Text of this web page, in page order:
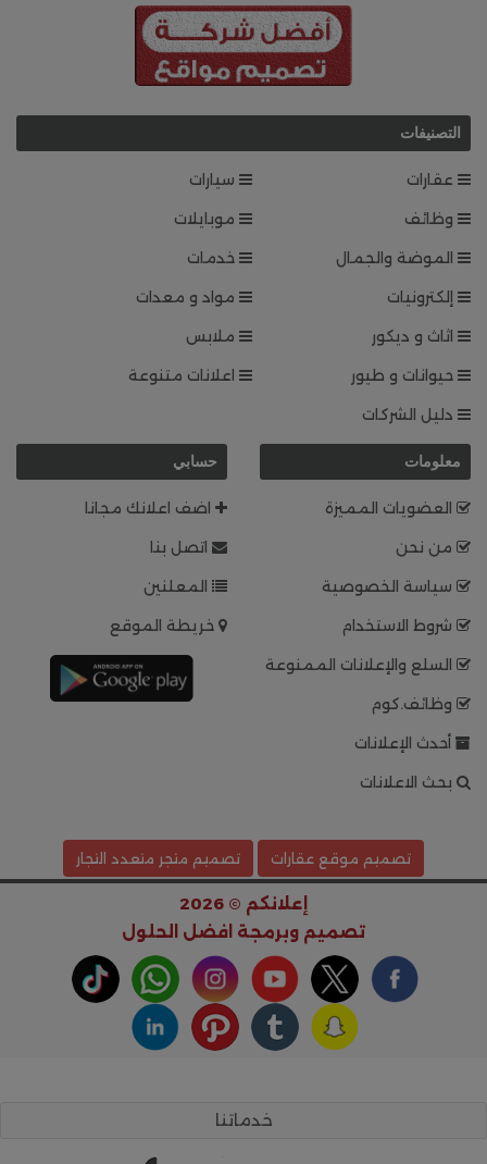
التصنيفات
عقارات
سيارات
وظائف
موبايلات
الموضة والجمال
خدمات
إلكترونيات
مواد و معدات
اثاث و ديكور
ملابس
حيوانات و طيور
اعلانات متنوعة
دليل الشركات
معلومات
العضويات المميزة
من نحن
سياسة الخصوصية
شروط الاستخدام
السلع والإعلانات الممنوعة
وظائف.كوم
أحدث الإعلانات
بحث الاعلانات
حسابي
اضف اعلانك مجانا
اتصل بنا
المعلنين
خريطة الموقع
تصميم موقع عقارات تصميم متجر متعدد التجار
إعلانكم © 2026
تصميم وبرمجة افضل الحلول
خدماتنا